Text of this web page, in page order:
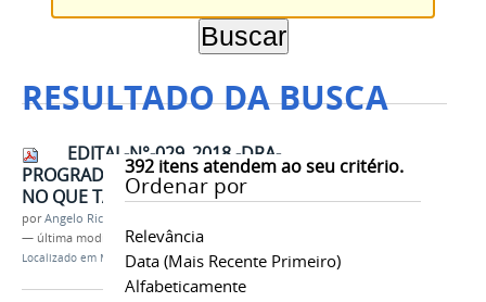
RESULTADO DA BUSCA
392itens atendem ao seu critério.
Ordenar por
Relevância
Data (mais Recente Primeiro)
Alfabeticamente
EDITAL-N°-029_2018 -DRA-
PROGRAD - ALTERA O EDITAL 028,
NO QUE TANGE AO ANEXO A .pdf
porAngelo Ricardo Marcotti
— última modificação 12/04/2018 19h38
Localizado em Matrículas /MATRÍCULAS 2018